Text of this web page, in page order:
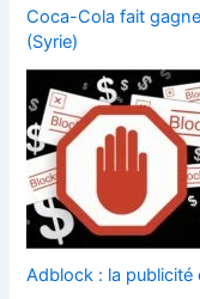
Coca-Cola fait
(Syrie)
Adblock : la